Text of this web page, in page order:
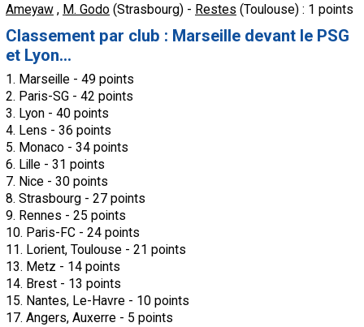
Ameyaw , M. Godo (Strasbourg) - Restes (Toulouse) : 1 points
Classement par club : Marseille devant le PSG
et Lyon...
1. Marseille - 49 points
2. Paris-SG - 42 points
3. Lyon - 40 points
4. Lens - 36 points
5. Monaco - 34 points
6. Lille - 31 points
7. Nice - 30 points
8. Strasbourg - 27 points
9. Rennes - 25 points
10. Paris-FC - 24 points
11. Lorient, Toulouse - 21 points
13. Metz - 14 points
14. Brest - 13 points
15. Nantes, Le-Havre - 10 points
17. Angers, Auxerre - 5 points